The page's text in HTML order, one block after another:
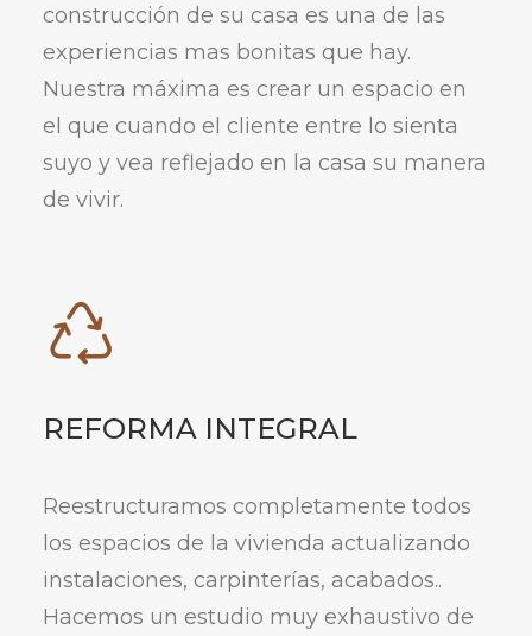
construcción de su casa es una de las
experiencias mas bonitas que hay.
Nuestra máxima es crear un espacio en
el que cuando el cliente entre lo sienta
suyo y vea reflejado en la casa su manera
de vivir.
REFORMA INTEGRAL
Reestructuramos completamente todos
los espacios de la vivienda actualizando
instalaciones, carpinterías, acabados..
Hacemos un estudio muy exhaustivo de